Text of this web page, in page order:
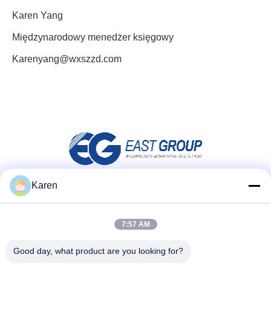
Karen Yang
Międzynarodowy menedżer księgowy
Karenyang@wxszzd.com
Szybki kontakt
Karen
7:57 AM
Good day, what product are you looking for?